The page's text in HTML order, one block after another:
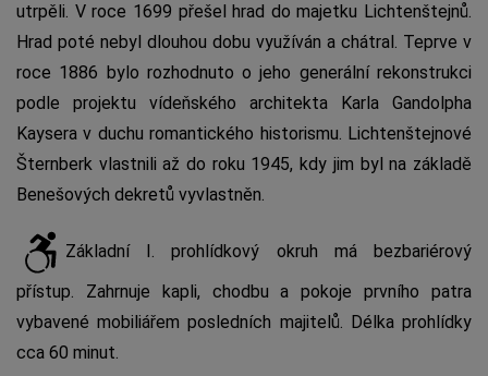
utrpěli. V roce 1699 přešel hrad do majetku Lichtenštejnů.
Hrad poté nebyl dlouhou dobu využíván a chátral. Teprve v
roce 1886 bylo rozhodnuto o jeho generální rekonstrukci
podle projektu vídeňského architekta Karla Gandolpha
Kaysera v duchu romantického historismu. Lichtenštejnové
Šternberk vlastnili až do roku 1945, kdy jim byl na základě
Benešových dekretů vyvlastněn.
Základní I. prohlídkový okruh má bezbariérový
přístup. Zahrnuje kapli, chodbu a pokoje prvního patra
vybavené mobiliářem posledních majitelů. Délka prohlídky
cca 60 minut.